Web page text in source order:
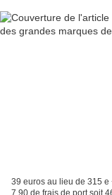
39 euros au lieu de 315 e
7,90 de frais de port soit